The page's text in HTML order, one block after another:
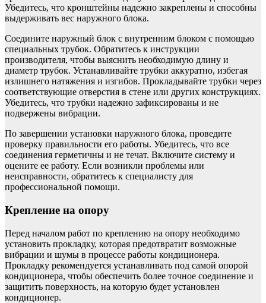
Убедитесь, что кронштейны надежно закреплены и способны
выдерживать вес наружного блока.
Соедините наружный блок с внутренним блоком с помощью
специальных трубок. Обратитесь к инструкции
производителя, чтобы выяснить необходимую длину и
диаметр трубок. Устанавливайте трубки аккуратно, избегая
излишнего натяжения и изгибов. Прокладывайте трубки через
соответствующие отверстия в стене или других конструкциях.
Убедитесь, что трубки надежно зафиксированы и не
подвержены вибрации.
По завершении установки наружного блока, проведите
проверку правильности его работы. Убедитесь, что все
соединения герметичны и не течат. Включите систему и
оцените ее работу. Если возникли проблемы или
неисправности, обратитесь к специалисту для
профессиональной помощи.
Крепление на опору
Перед началом работ по креплению на опору необходимо
установить прокладку, которая предотвратит возможные
вибрации и шумы в процессе работы кондиционера.
Прокладку рекомендуется устанавливать под самой опорой
кондиционера, чтобы обеспечить более точное соединение и
защитить поверхность, на которую будет установлен
кондиционер.